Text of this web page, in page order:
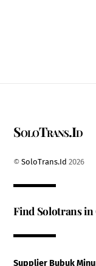
SoloTrans.Id
©SoloTrans.Id 2026
Find Solotrans in
Supplier Bubuk